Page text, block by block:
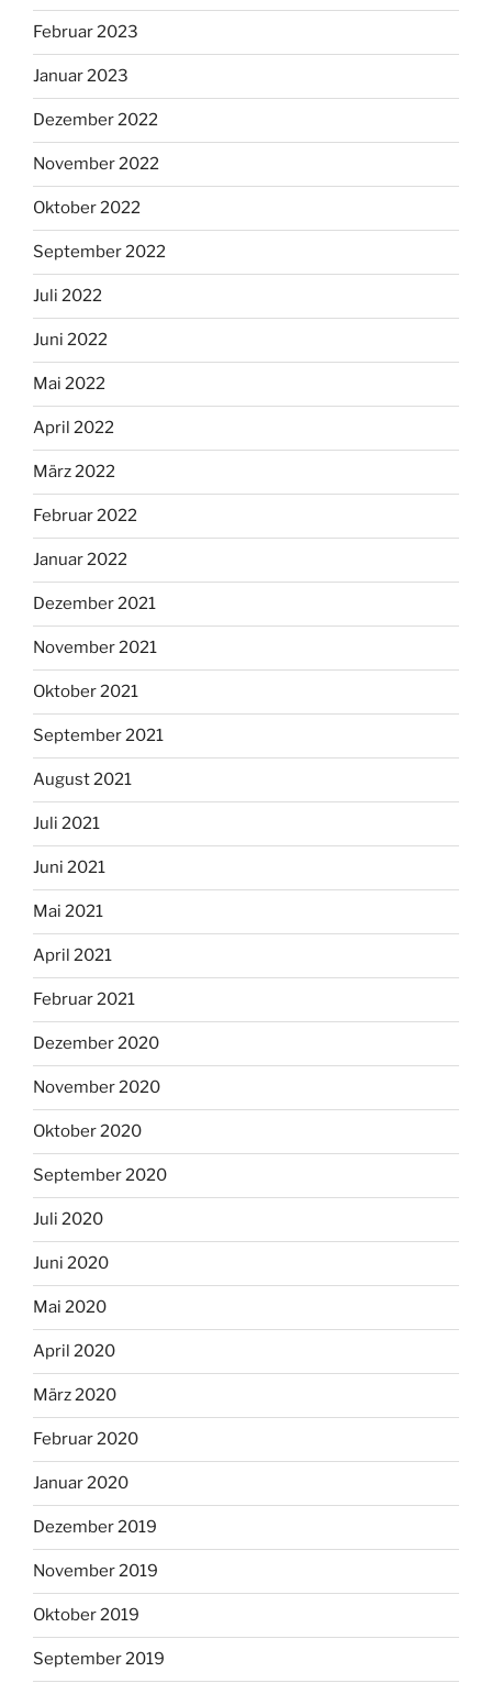
Februar 2023
Januar 2023
Dezember 2022
November 2022
Oktober 2022
September 2022
Juli 2022
Juni 2022
Mai 2022
April 2022
März 2022
Februar 2022
Januar 2022
Dezember 2021
November 2021
Oktober 2021
September 2021
August 2021
Juli 2021
Juni 2021
Mai 2021
April 2021
Februar 2021
Dezember 2020
November 2020
Oktober 2020
September 2020
Juli 2020
Juni 2020
Mai 2020
April 2020
März 2020
Februar 2020
Januar 2020
Dezember 2019
November 2019
Oktober 2019
September 2019